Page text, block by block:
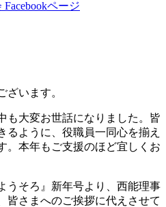
ざいます。
も大変お世話になりました。皆
るように、役職員一同心を揃え
。本年もご支援のほど宜しくお
うそろ』新年号より、西能理事
皆さまへのご挨拶に代えさせて